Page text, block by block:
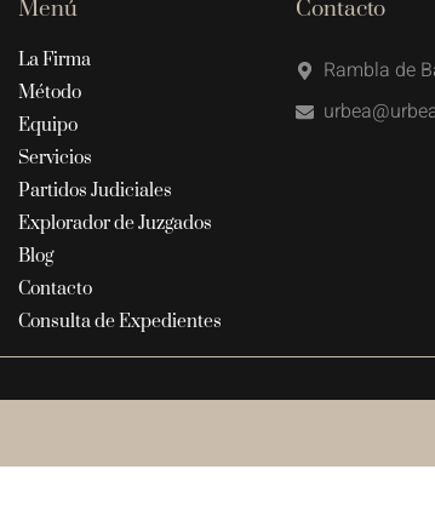
Menú
La Firma
Método
Equipo
Servicios
Partidos Judiciales
Explorador de Juzgados
Blog
Contacto
Consulta de Expedientes
Contacto
Rambla de